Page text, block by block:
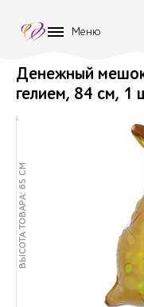
Меню
Денежный
гелием, 84 см, 1
ВЫСОТА ТОВАРА: 65 СМ